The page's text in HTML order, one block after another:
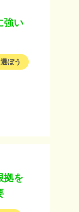
強い
ぼう
拠を